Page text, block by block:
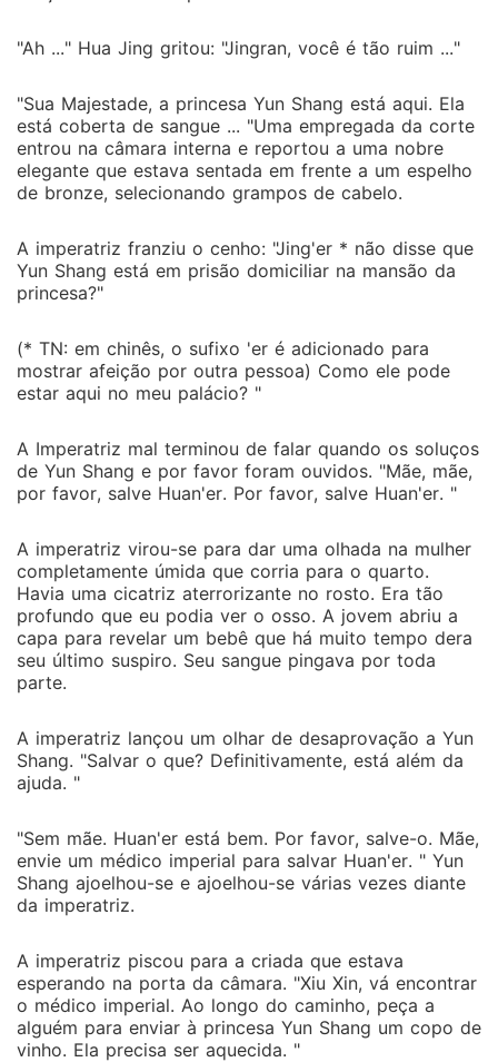
"Ah ..." Hua Jing gritou: "Jingran, você é tão ruim ..."
"Sua Majestade, a princesa Yun Shang está aqui. Ela
está coberta de sangue ... "Uma empregada da corte
entrou na câmara interna e reportou a uma nobre
elegante que estava sentada em frente a um espelho
de bronze, selecionando grampos de cabelo.
A imperatriz franziu o cenho: "Jing'er * não disse que
Yun Shang está em prisão domiciliar na mansão da
princesa?"
(* TN: em chinês, o sufixo 'er é adicionado para
mostrar afeição por outra pessoa) Como ele pode
estar aqui no meu palácio? "
A Imperatriz mal terminou de falar quando os soluços
de Yun Shang e por favor foram ouvidos. "Mãe, mãe,
por favor, salve Huan'er. Por favor, salve Huan'er. "
A imperatriz virou-se para dar uma olhada na mulher
completamente úmida que corria para o quarto.
Havia uma cicatriz aterrorizante no rosto. Era tão
profundo que eu podia ver o osso. A jovem abriu a
capa para revelar um bebê que há muito tempo dera
seu último suspiro. Seu sangue pingava por toda
parte.
A imperatriz lançou um olhar de desaprovação a Yun
Shang. "Salvar o que? Definitivamente, está além da
ajuda. "
"Sem mãe. Huan'er está bem. Por favor, salve-o. Mãe,
envie um médico imperial para salvar Huan'er. " Yun
Shang ajoelhou-se e ajoelhou-se várias vezes diante
da imperatriz.
A imperatriz piscou para a criada que estava
esperando na porta da câmara. "Xiu Xin, vá encontrar
o médico imperial. Ao longo do caminho, peça a
alguém para enviar à princesa Yun Shang um copo de
vinho. Ela precisa ser aquecida. "